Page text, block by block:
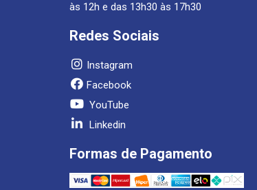
às 12h e das 13h30 às 17h30
Redes Sociais
Instagram
Facebook
YouTube
Linkedin
Formas de Pagamento